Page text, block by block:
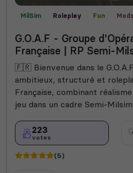
MilSim Roleplay Fun
G.O.A.F - Groupe
Française | RP Semi-
🇫🇷 Bienvenue dans le
ambitieux, structuré et
Française, combinant
jeu dans un cadre Semi-Milsim
223
votes
(5)